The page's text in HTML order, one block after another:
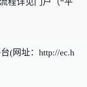
(网址：http://ec.h